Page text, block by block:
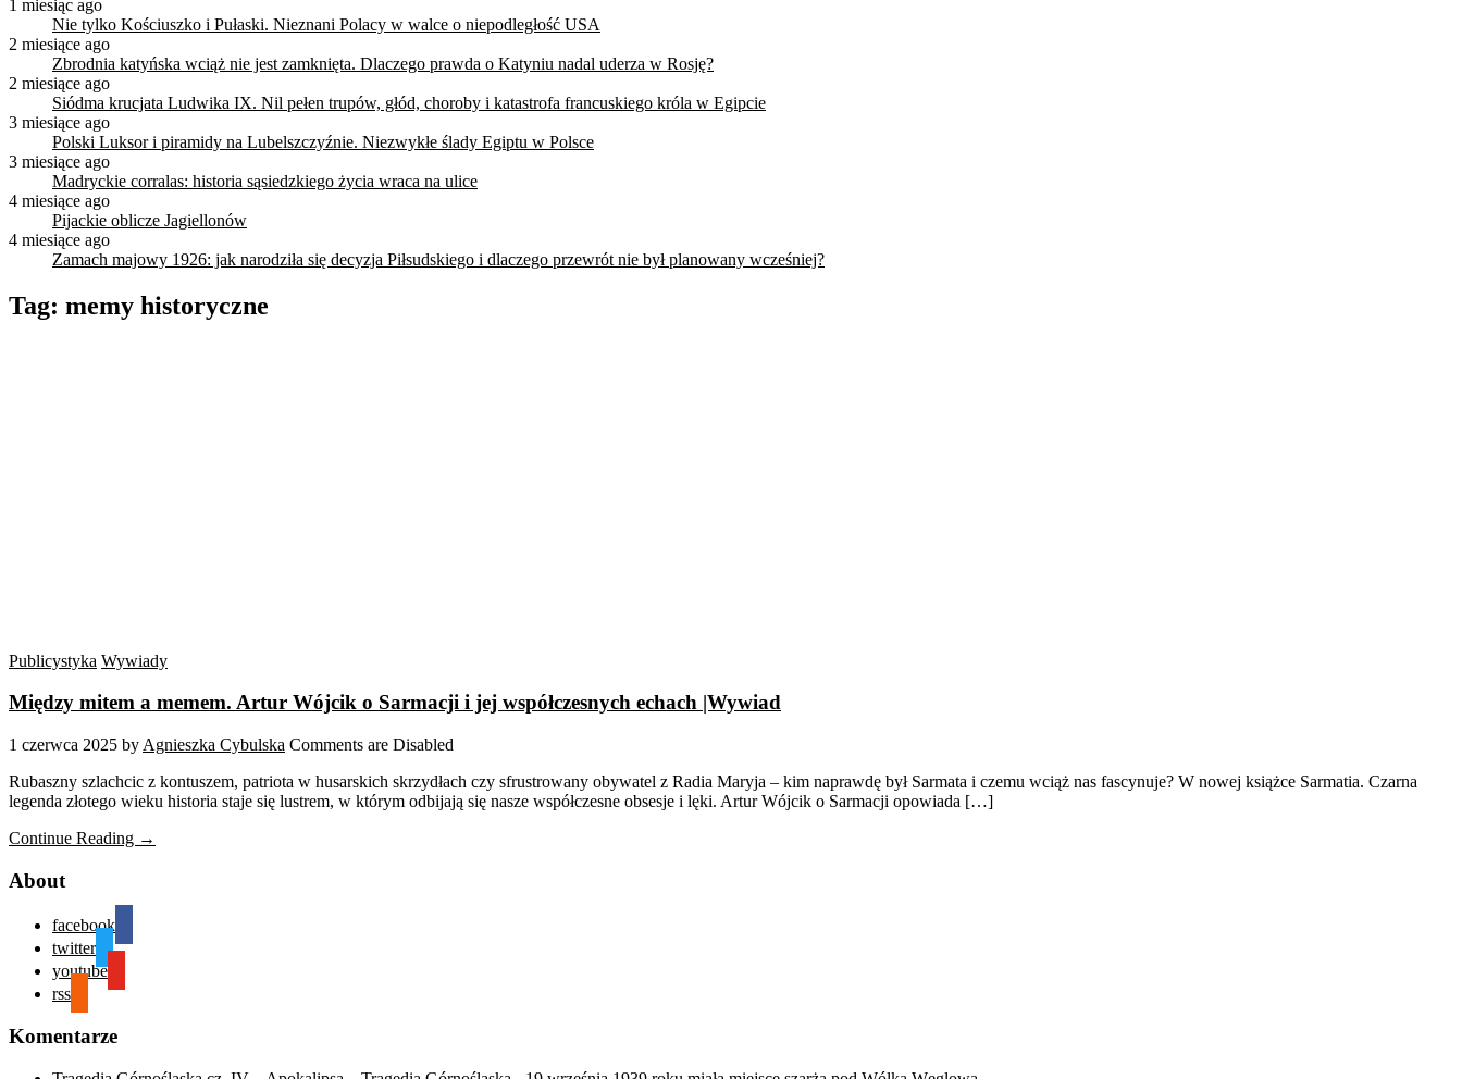
1 miesiąc ago
Nie tylko Kościuszko i Pułaski. Nieznani Polacy w walce o niepodległość USA
2 miesiące ago
Zbrodnia katyńska wciąż nie jest zamknięta. Dlaczego prawda o Katyniu nadal uderza w Rosję?
2 miesiące ago
Siódma krucjata Ludwika IX. Nil pełen trupów, głód, choroby i katastrofa francuskiego króla w Egipcie
3 miesiące ago
Polski Luksor i piramidy na Lubelszczyźnie. Niezwykłe ślady Egiptu w Polsce
3 miesiące ago
Madryckie corralas: historia sąsiedzkiego życia wraca na ulice
4 miesiące ago
Pijackie oblicze Jagiellonów
4 miesiące ago
Zamach majowy 1926: jak narodziła się decyzja Piłsudskiego i dlaczego przewrót nie był planowany wcześniej?
Tag: memy historyczne
Publicystyka Wywiady
Między mitem a memem. Artur Wójcik o Sarmacji i jej współczesnych echach |Wywiad
1 czerwca 2025 by Agnieszka Cybulska Comments are Disabled
Rubaszny szlachcic z kontuszem, patriota w husarskich skrzydłach czy sfrustrowany obywatel z Radia Maryja – kim naprawdę był Sarmata i czemu wciąż nas fascynuje? W nowej książce Sarmatia. Czarna
legenda złotego wieku historia staje się lustrem, w którym odbijają się nasze współczesne obsesje i lęki. Artur Wójcik o Sarmacji opowiada […]
Continue Reading →
About
facebook
twitter
youtube
rss
Komentarze